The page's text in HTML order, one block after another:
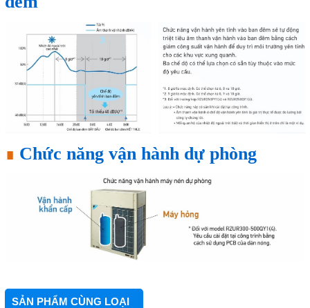
∎ Chức năng vận hành dự phòng
SẢN PHẨM CÙNG LOẠI